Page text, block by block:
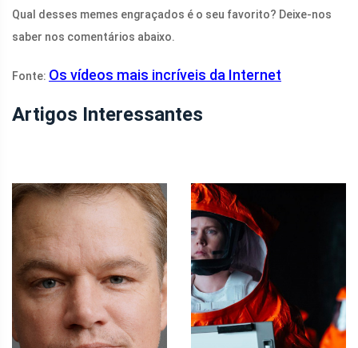
Qual desses memes engraçados é o seu favorito? Deixe-nos
saber nos comentários abaixo.
Fonte: Os vídeos mais incríveis da Internet
Artigos Interessantes